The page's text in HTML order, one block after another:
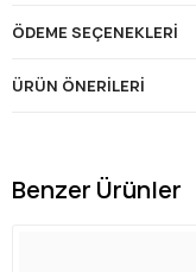
ÖDEME SEÇENEKLERI
ÜRÜN ÖNERILERI
Benzer Ürünler